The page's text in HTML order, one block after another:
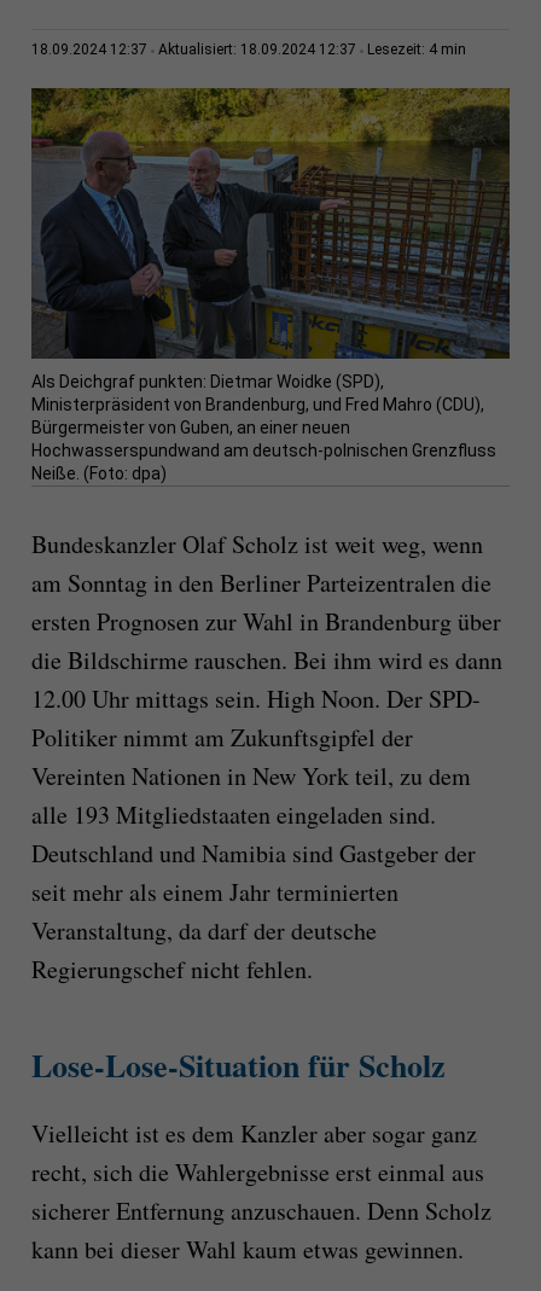
18.09.2024 12:37 Aktualisiert: 18.09.2024 12:37 Lesezeit: 4 min
Als Deichgraf punkten: Dietmar Woidke (SPD),
Ministerpräsident von Brandenburg, und Fred Mahro (CDU),
Bürgermeister von Guben, an einer neuen
Hochwasserspundwand am deutsch-polnischen Grenzfluss
Neiße. (Foto: dpa)
Bundeskanzler Olaf Scholz ist weit weg, wenn
am Sonntag in den Berliner Parteizentralen die
ersten Prognosen zur Wahl in Brandenburg über
die Bildschirme rauschen. Bei ihm wird es dann
12.00 Uhr mittags sein. High Noon. Der SPD-
Politiker nimmt am Zukunftsgipfel der
Vereinten Nationen in New York teil, zu dem
alle 193 Mitgliedstaaten eingeladen sind.
Deutschland und Namibia sind Gastgeber der
seit mehr als einem Jahr terminierten
Veranstaltung, da darf der deutsche
Regierungschef nicht fehlen.
Lose-Lose-Situation für Scholz
Vielleicht ist es dem Kanzler aber sogar ganz
recht, sich die Wahlergebnisse erst einmal aus
sicherer Entfernung anzuschauen. Denn Scholz
kann bei dieser Wahl kaum etwas gewinnen.